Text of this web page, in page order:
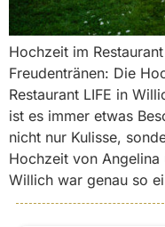
Hochzeit im
Freudentränen: Die
Restaurant LIFE in
ist es immer etwas
nicht nur Kulisse,
Hochzeit von Angelina
Willich war genau so